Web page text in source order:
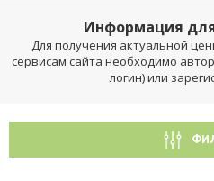
Информация
Для получения актуальной
сервисам сайта необходимо
логин) или